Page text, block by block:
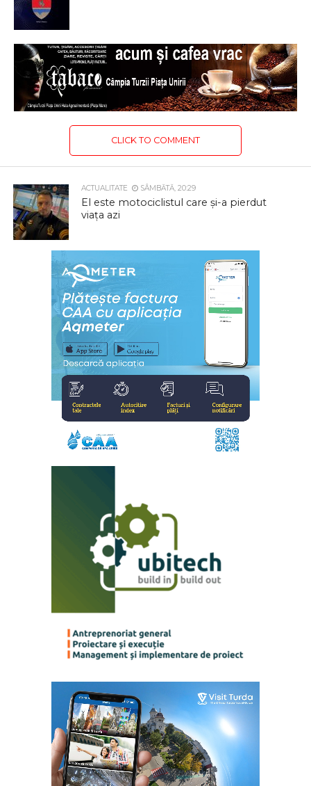
CLICK TO COMMENT
ACTUALITATE SÂMBĂTĂ, 20:29
El este motociclistul care și-a pierdut
viața azi